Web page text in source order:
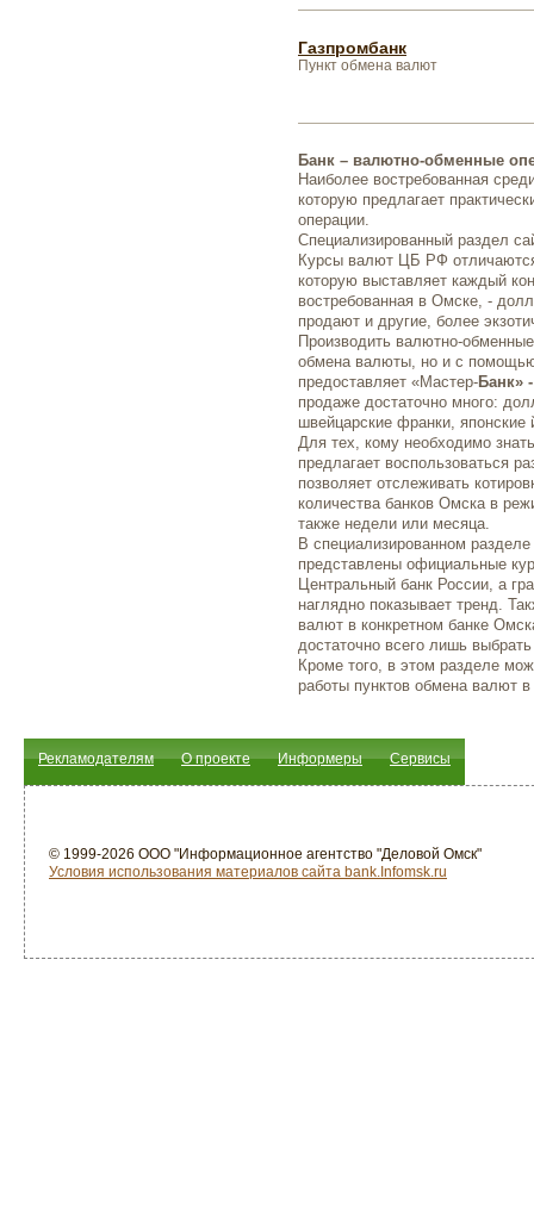
Газпромбанк
Пункт обмена валют
Банк – валютно-обменные
Наиболее востребованная
которую предлагает
операции.
Специализированный раздел
Курсы валют ЦБ РФ
которую выставляет каждый
востребованная в Омске, -
продают и другие, более
Производить валютно-
обмена валюты, но и с
предоставляет «Мастер-Банк»
продаже достаточно много:
швейцарские франки, японские
Для тех, кому необходимо
предлагает воспользоваться
позволяет отслеживать
количества банков Омска в
также недели или месяца.
В специализированном
представлены официальные
Центральный банк России, а
наглядно показывает тренд.
валют в конкретном банке
достаточно всего лишь
Кроме того, в этом разделе
работы пунктов обмена валют
Рекламодателям О проекте Информеры Сервисы
© 1999-2026 ООО "Информационное агентство "Деловой Омск"
Условия использования материалов сайта bank.Infomsk.ru